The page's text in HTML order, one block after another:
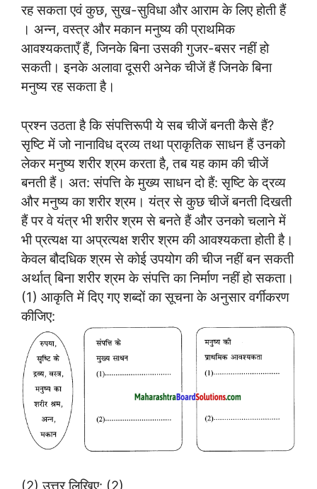
रह सकता एवं कुछ, सुख-सुविधा और आराम के लिए होती हैं
। अन्न, वस्त्र और मकान मनुष्य की प्राथमिक
आवश्यकताएँ हैं, जिनके बिना उसकी गुजर-बसर नहीं हो
सकती। इनके अलावा दूसरी अनेक चीजें हैं जिनके बिना
मनुष्य रह सकता है।
प्रश्न उठता है कि संपत्तिरूपी ये सब चीजें बनती कैसे हैं?
सृष्टि में जो नानाविध द्रव्य तथा प्राकृतिक साधन हैं उनको
लेकर मनुष्य शरीर श्रम करता है, तब यह काम की चीजें
बनती हैं। अत: संपत्ति के मुख्य साधन दो हैं: सृष्टि के द्रव्य
और मनुष्य का शरीर श्रम। यंत्र से कुछ चीजें बनती दिखती
हैं पर वे यंत्र भी शरीर श्रम से बनते हैं और उनको चलाने में
भी प्रत्यक्ष या अप्रत्यक्ष शरीर श्रम की आवश्यकता होती है।
केवल बौदधिक श्रम से कोई उपयोग की चीज नहीं बन सकती
अर्थात् बिना शरीर श्रम के संपत्ति का निर्माण नहीं हो सकता।
(1) आकृति में दिए गए शब्दों का सूचना के अनुसार वर्गीकरण
कीजिए:
(2) उत्तर लिखिए: (2)